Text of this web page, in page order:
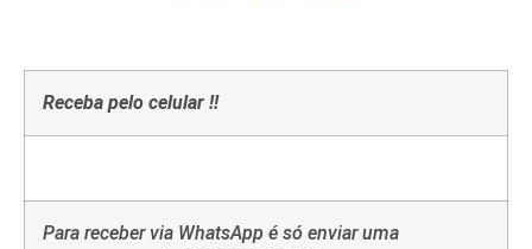
Receba pelo celular !!
Para receber via WhatsApp é só enviar uma